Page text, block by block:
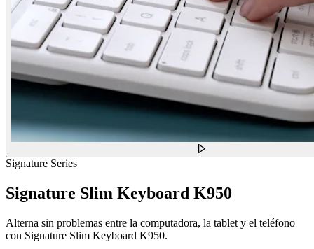
Signature Series
Signature Slim Keyboard K950
Alterna sin problemas entre la computadora, la tablet y el teléfono
con Signature Slim Keyboard K950.